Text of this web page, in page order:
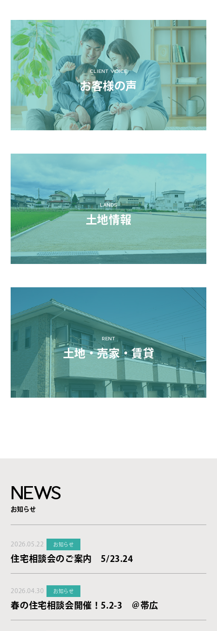
CLIENT VOICE
お客様の声
LANDS
土地情報
RENT
土地・売家・賃貸
NEWS
お知らせ
2026.05.22 お知らせ
住宅相談会のご案内 5/23.24
2026.04.30 お知らせ
春の住宅相談会開催！5.2-3 ＠帯広